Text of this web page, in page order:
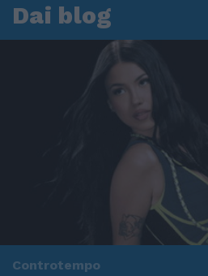
Dai blog
Controtempo